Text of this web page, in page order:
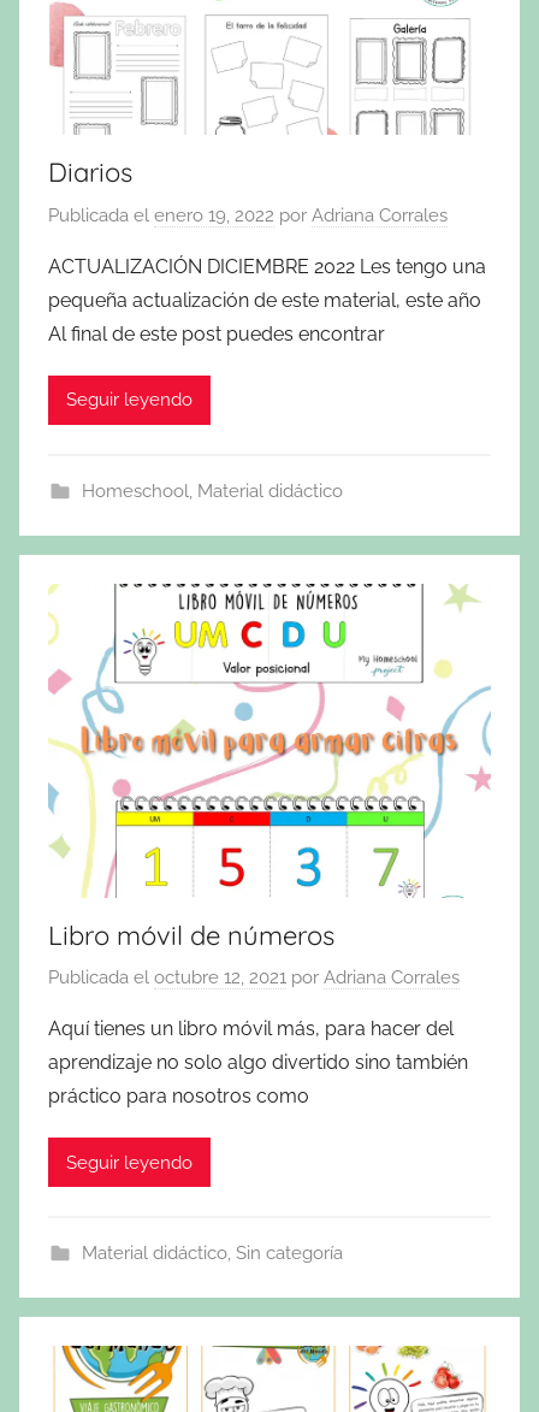
Diarios
Publicada el enero 19, 2022 por Adriana Corrales
ACTUALIZACIÓN DICIEMBRE 2022 Les tengo una
pequeña actualización de este material, este año
Al final de este post puedes encontrar
Seguir leyendo
Homeschool, Material didáctico
Libro móvil de números
Publicada el octubre 12, 2021 por Adriana Corrales
Aquí tienes un libro móvil más, para hacer del
aprendizaje no solo algo divertido sino también
práctico para nosotros como
Seguir leyendo
Material didáctico, Sin categoría